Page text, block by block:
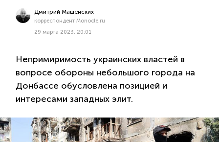
Дмитрий Машенских
корреспондент Monocle.ru
29 марта 2023, 20:01
Непримиримость украинских властей в
вопросе обороны небольшого города на
Донбассе обусловлена позицией и
интересами западных элит.